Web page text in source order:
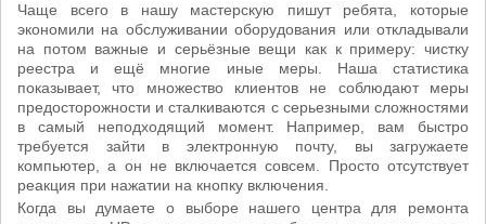
Чаще всего в нашу мастерскую пишут ребята, которые
экономили на обслуживании оборудования или откладывали
на потом важные и серьёзные вещи как к примеру: чистку
реестра и ещё многие иные меры. Наша статистика
показывает, что множество клиентов не соблюдают меры
предосторожности и сталкиваются с серьезными сложностями
в самый неподходящий момент. Например, вам быстро
требуется зайти в электронную почту, вы загружаете
компьютер, а он не включается совсем. Просто отсутствует
реакция при нажатии на кнопку включения.
Когда вы думаете о выборе нашего центра для ремонта